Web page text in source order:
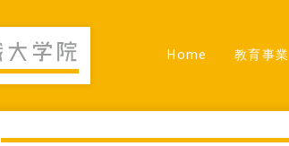
Home 教育事業